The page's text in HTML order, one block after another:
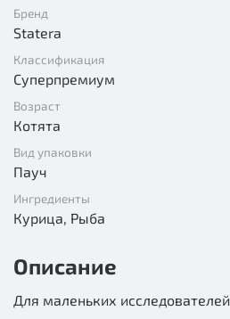
Бренд
Statera
Классификация
Суперпремиум
Возраст
Котята
Вид упаковки
Пауч
Ингредиенты
Курица, Рыба
Описание
Для маленьких исследователей